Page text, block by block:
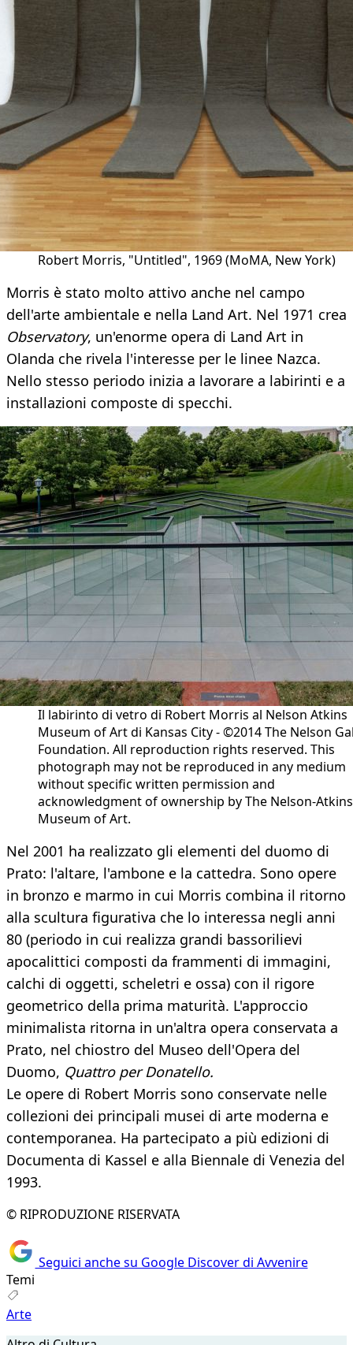
Robert Morris, "Untitled", 1969 (MoMA, New York)
Morris è stato molto attivo anche nel campo
dell'arte ambientale e nella Land Art. Nel 1971 crea
Observatory, un'enorme opera di Land Art in
Olanda che rivela l'interesse per le linee Nazca.
Nello stesso periodo inizia a lavorare a labirinti e a
installazioni composte di specchi.
Il labirinto di vetro di Robert Morris al Nelson Atkins
Museum of Art di Kansas City - ©2014 The Nelson
Foundation. All reproduction rights reserved. This
photograph may not be reproduced in any medium
without specific written permission and
acknowledgment of ownership by The Nelson-Atkins
Museum of Art.
Nel 2001 ha realizzato gli elementi del duomo di
Prato: l'altare, l'ambone e la cattedra. Sono opere
in bronzo e marmo in cui Morris combina il ritorno
alla scultura figurativa che lo interessa negli anni
80 (periodo in cui realizza grandi bassorilievi
apocalittici composti da frammenti di immagini,
calchi di oggetti, scheletri e ossa) con il rigore
geometrico della prima maturità. L'approccio
minimalista ritorna in un'altra opera conservata a
Prato, nel chiostro del Museo dell'Opera del
Duomo, Quattro per Donatello.
Le opere di Robert Morris sono conservate nelle
collezioni dei principali musei di arte moderna e
contemporanea. Ha partecipato a più edizioni di
Documenta di Kassel e alla Biennale di Venezia del
1993.
© RIPRODUZIONE RISERVATA
Seguici anche su Google Discover di Avvenire
Temi
Arte